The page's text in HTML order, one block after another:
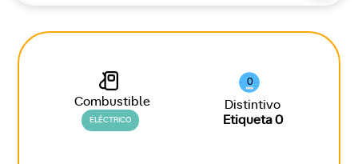
Combustible
ELÉCTRICO
0
Distintivo
Etiqueta 0